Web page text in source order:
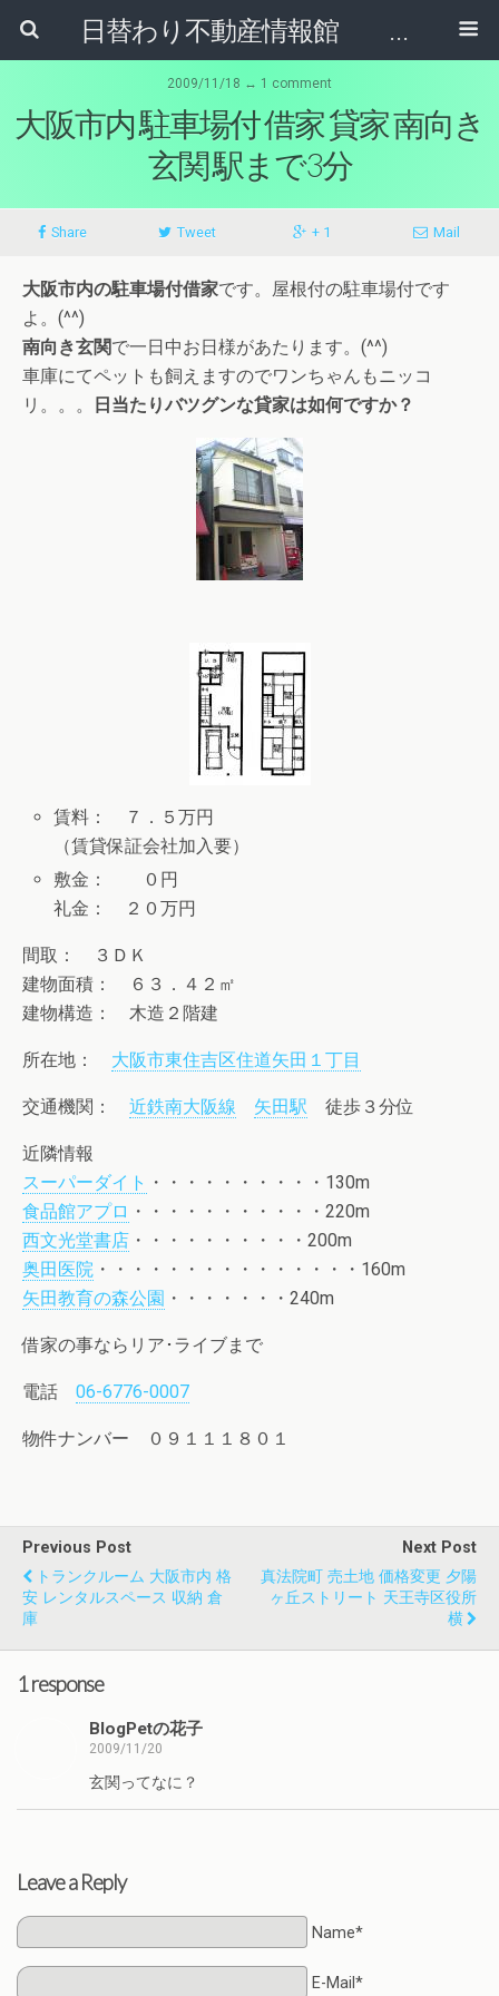
日替わり不動産情報館 リア･ライブログ
2009/11/18 ↔ 1 comment
大阪市内 駐車場付 借家 貸家 南向き
玄関 駅まで3分
Share Tweet + 1 Mail
大阪市内の駐車場付借家です。屋根付の駐車場付です
よ。(^^)
南向き玄関で一日中お日様があたります。(^^)
車庫にてペットも飼えますのでワンちゃんもニッコ
リ。。。
日当たりバツグンな貸家は如何ですか？
賃料： ７．５万円
（賃貸保証会社加入要）
敷金： ０円
礼金： ２０万円
間取： ３ＤＫ
建物面積： ６３．４２㎡
建物構造： 木造２階建
所在地： 大阪市東住吉区住道矢田１丁目
交通機関： 近鉄南大阪線 矢田駅 徒歩３分位
近隣情報
スーパーダイト ・・・・・・・・・・130m
食品館アプロ ・・・・・・・・・・・220m
西文光堂書店 ・・・・・・・・・・200m
奥田医院 ・・・・・・・・・・・・・・・160m
矢田教育の森公園 ・・・・・・・240m
借家の事ならリア･ライブまで
電話 06-6776-0007
物件ナンバー ０９１１１８０１
Previous Post
トランクルーム 大阪市内 格
安 レンタルスペース 収納 倉
庫
Next Post
真法院町 売土地 価格変更 夕陽
ヶ丘ストリート 天王寺区役所
横
1 response
BlogPetの花子
2009/11/20
玄関ってなに？
Leave a Reply
Name*
E-Mail*